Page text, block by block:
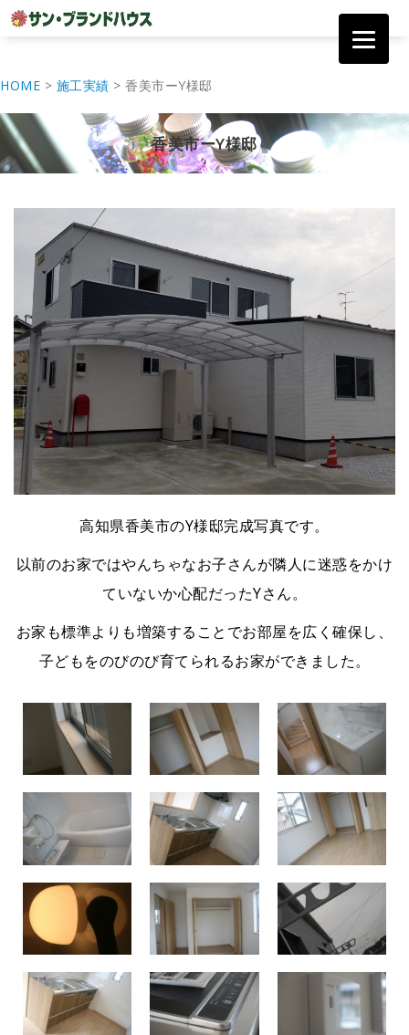
テ
ツ
へ
移
HOME > 施工実績 > 香美市ーY様邸
香美市ーY様邸
高知県香美市のY様邸完成写真です。
以前のお家ではやんちゃなお子さんが隣人に迷惑をかけ
ていないか心配だったYさん。
お家も標準よりも増築することでお部屋を広く確保し、
子どもをのびのび育てられるお家ができました。